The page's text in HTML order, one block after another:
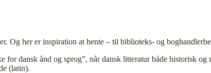
Og her er inspiration at hente – til biblioteks- og
dansk ånd og sprog”, når dansk litteratur både historisk
(latin).